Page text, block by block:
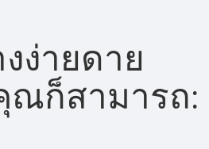
ง่ายดาย
ณก็สามารถ: